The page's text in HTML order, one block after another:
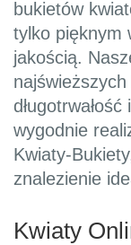
bukietów
tylko pięknym
jakością.
wygodnie
Kwiaty-
znalezienie
Kwiaty